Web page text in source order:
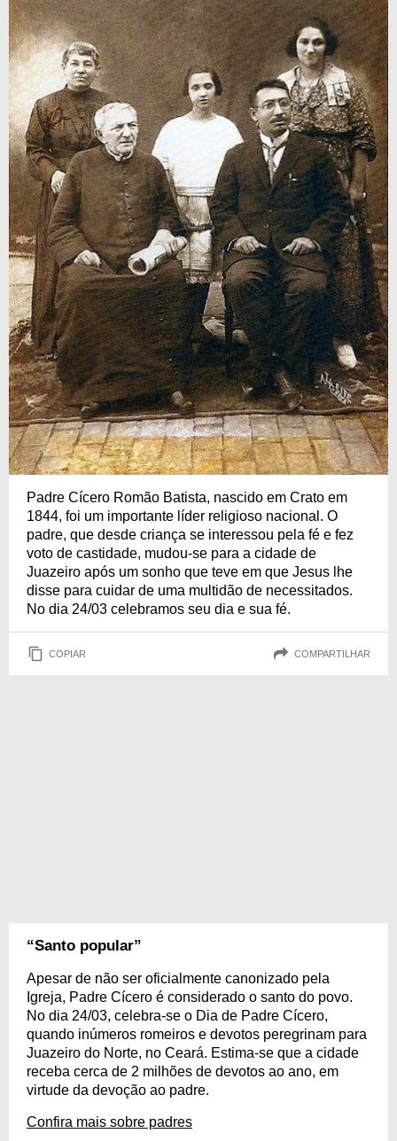
Padre Cícero Romão Batista, nascido em Crato em
1844, foi um importante líder religioso nacional. O
padre, que desde criança se interessou pela fé e fez
voto de castidade, mudou-se para a cidade de
Juazeiro após um sonho que teve em que Jesus lhe
disse para cuidar de uma multidão de necessitados.
No dia 24/03 celebramos seu dia e sua fé.
COPIAR COMPARTILHAR
“Santo popular”
Apesar de não ser oficialmente canonizado pela
Igreja, Padre Cícero é considerado o santo do povo.
No dia 24/03, celebra-se o Dia de Padre Cícero,
quando inúmeros romeiros e devotos peregrinam para
Juazeiro do Norte, no Ceará. Estima-se que a cidade
receba cerca de 2 milhões de devotos ao ano, em
virtude da devoção ao padre.
Confira mais sobre padres